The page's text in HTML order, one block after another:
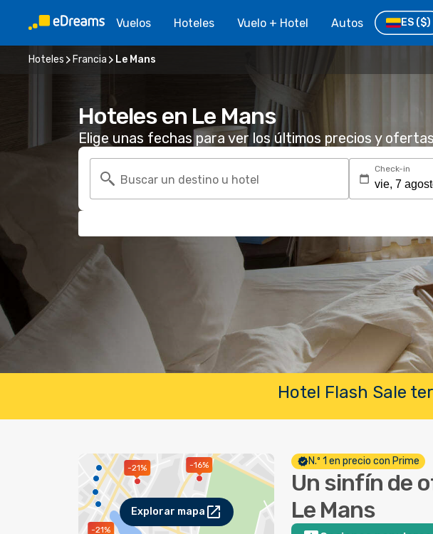
Vuelos Hoteles Vuelo + Hotel Autos ES ($)
Hoteles Francia Le Mans
Hoteles en Le Mans
Elige unas fechas para ver los últimos precios y
Buscar un destino u hotel
Check-in
Hotel Flash Sale
-21%
-21% -16%
Explorar mapa
N.º 1 en precio con Prime
Un sinfín de
Le Mans